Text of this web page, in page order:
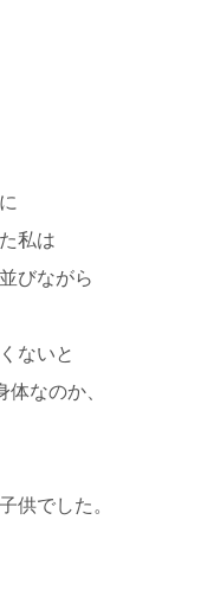
私は
びながら
ないと
体なのか、
供でした。